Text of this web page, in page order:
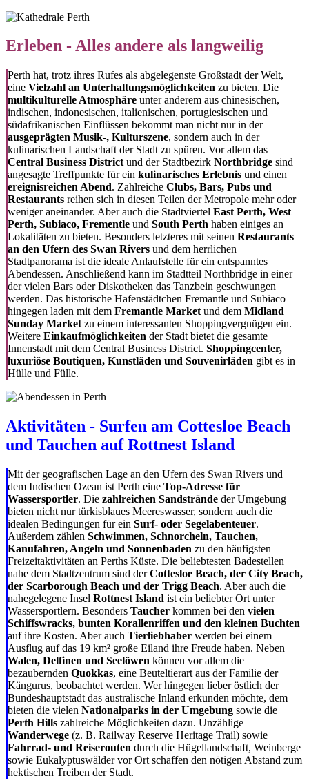
Erleben - Alles andere als langweilig
Perth hat, trotz ihres Rufes als abgelegenste Großstadt der Welt,
eine Vielzahl an Unterhaltungsmöglichkeiten zu bieten. Die
multikulturelle Atmosphäre unter anderem aus chinesischen,
indischen, indonesischen, italienischen, portugiesischen und
südafrikanischen Einflüssen bekommt man nicht nur in der
ausgeprägten Musik-, Kulturszene, sondern auch in der
kulinarischen Landschaft der Stadt zu spüren. Vor allem das
Central Business District und der Stadtbezirk Northbridge sind
angesagte Treffpunkte für ein kulinarisches Erlebnis und einen
ereignisreichen Abend. Zahlreiche Clubs, Bars, Pubs und
Restaurants reihen sich in diesen Teilen der Metropole mehr oder
weniger aneinander. Aber auch die Stadtviertel East Perth, West
Perth, Subiaco, Frementle und South Perth haben einiges an
Lokalitäten zu bieten. Besonders letzteres mit seinen Restaurants
an den Ufern des Swan Rivers und dem herrlichen
Stadtpanorama ist die ideale Anlaufstelle für ein entspanntes
Abendessen. Anschließend kann im Stadtteil Northbridge in einer
der vielen Bars oder Diskotheken das Tanzbein geschwungen
werden. Das historische Hafenstädtchen Fremantle und Subiaco
hingegen laden mit dem Fremantle Market und dem Midland
Sunday Market zu einem interessanten Shoppingvergnügen ein.
Weitere Einkaufmöglichkeiten der Stadt bietet die gesamte
Innenstadt mit dem Central Business District. Shoppingcenter,
luxuriöse Boutiquen, Kunstläden und Souvenirläden gibt es in
Hülle und Fülle.
Aktivitäten - Surfen am Cottesloe Beach
und Tauchen auf Rottnest Island
Mit der geografischen Lage an den Ufern des Swan Rivers und
dem Indischen Ozean ist Perth eine Top-Adresse für
Wassersportler. Die zahlreichen Sandstrände der Umgebung
bieten nicht nur türkisblaues Meereswasser, sondern auch die
idealen Bedingungen für ein Surf- oder Segelabenteuer.
Außerdem zählen Schwimmen, Schnorcheln, Tauchen,
Kanufahren, Angeln und Sonnenbaden zu den häufigsten
Freizeitaktivitäten an Perths Küste. Die beliebtesten Badestellen
nahe dem Stadtzentrum sind derCottesloe Beach, der City Beach,
der Scarborough Beach und der Trigg Beach. Aber auch die
nahegelegene Insel Rottnest Island ist ein beliebter Ort unter
Wassersportlern. Besonders Taucher kommen bei den vielen
Schiffswracks, bunten Korallenriffen und den kleinen Buchten
auf ihre Kosten. Aber auch Tierliebhaber werden bei einem
Ausflug auf das 19 km² große Eiland ihre Freude haben. Neben
Walen, Delfinen und Seelöwen können vor allem die
bezaubernden Quokkas, eine Beuteltierart aus der Familie der
Kängurus, beobachtet werden. Wer hingegen lieber östlich der
Bundeshauptstadt das australische Inland erkunden möchte, dem
bieten die vielen Nationalparks in der Umgebung sowie die
Perth Hills zahlreiche Möglichkeiten dazu. Unzählige
Wanderwege (z. B. Railway Reserve Heritage Trail) sowie
Fahrrad- und Reiserouten durch die Hügellandschaft, Weinberge
sowie Eukalyptuswälder vor Ort schaffen den nötigen Abstand zum
hektischen Treiben der Stadt.